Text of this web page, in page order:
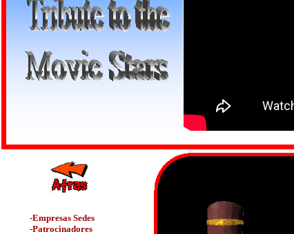
-Empresas Sedes
-Patrocinadores